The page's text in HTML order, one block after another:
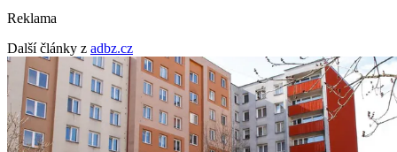
Reklama
Další články z adbz.cz